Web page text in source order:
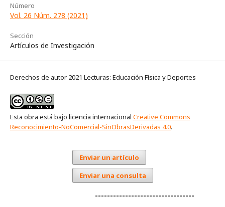
Número
Vol. 26 Núm. 278 (2021)
Sección
Artículos de Investigación
Derechos de autor 2021 Lecturas: Educación Física y Deportes
Esta obra está bajo licencia internacional Creative Commons
Reconocimiento-NoComercial-SinObrasDerivadas 4.0.
Enviar un artículo
Enviar una consulta
---------------------------------